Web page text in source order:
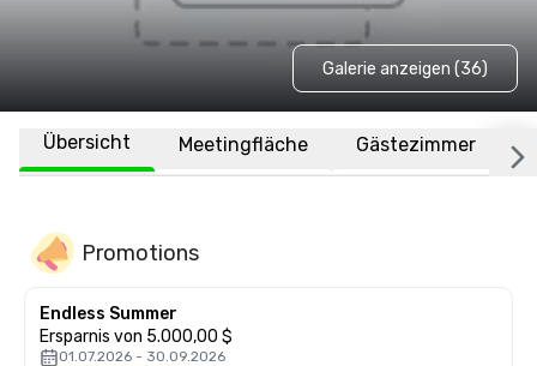
Galerie anzeigen (36)
Übersicht Meetingfläche Gästezimmer
Promotions
Endless Summer
Ersparnis von 5.000,00 $
01.07.2026 - 30.09.2026